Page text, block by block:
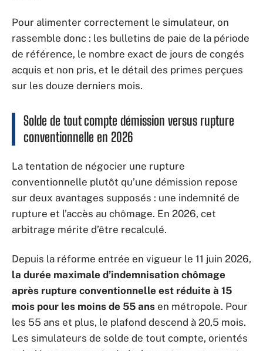
Pour alimenter correctement le simulateur, on
rassemble donc : les bulletins de paie de la période
de référence, le nombre exact de jours de congés
acquis et non pris, et le détail des primes perçues
sur les douze derniers mois.
Solde de tout compte démission versus rupture
conventionnelle en 2026
La tentation de négocier une rupture
conventionnelle plutôt qu’une démission repose
sur deux avantages supposés : une indemnité de
rupture et l’accès au chômage. En 2026, cet
arbitrage mérite d’être recalculé.
Depuis la réforme entrée en vigueur le 11 juin 2026,
la durée maximale d’indemnisation chômage
après rupture conventionnelle est réduite à 15
mois pour les moins de 55 ans en métropole. Pour
les 55 ans et plus, le plafond descend à 20,5 mois.
Les simulateurs de solde de tout compte, orientés